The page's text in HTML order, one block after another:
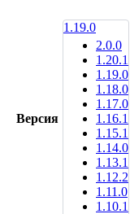
Версия
1.19.0
2.0.0
1.20.1
1.19.0
1.18.0
1.17.0
1.16.1
1.15.1
1.14.0
1.13.1
1.12.2
1.11.0
1.10.1